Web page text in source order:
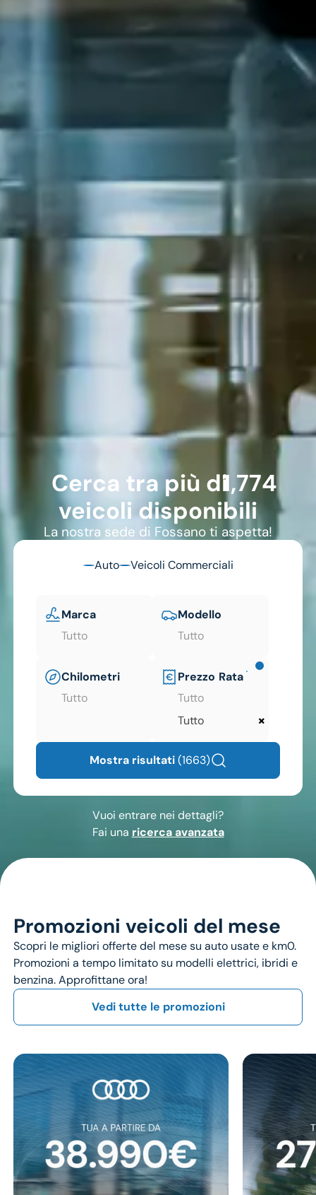
Cerca tra più di1774
veicoli disponibili
La nostra sede di Fossano ti aspetta!
Auto Veicoli Commerciali
Vuoi entrare nei dettagli?
Fai una ricerca avanzata
Marca
Tutto
Modello
Tutto
Chilometri
Tutto
Prezzo Rata
Tutto
×
Tutto
Mostra risultati(1663)
Promozioni veicoli del mese
Scopri le migliori offerte del mese su auto usate e km0.
Promozioni a tempo limitato su modelli elettrici, ibridi e
benzina. Approfittane ora!
Vedi tutte le promozioni